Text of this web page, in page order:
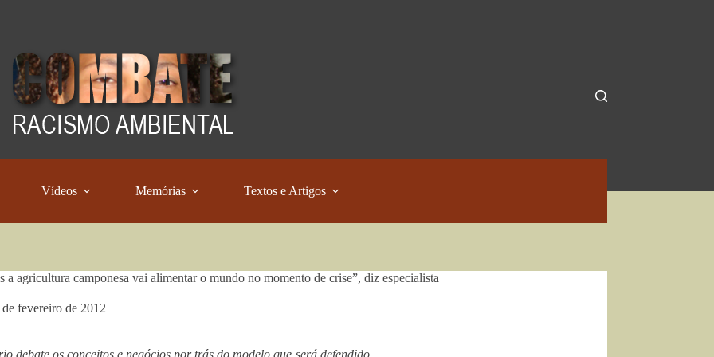
Vídeos Memórias Textos e Artigos
a agricultura camponesa vai alimentar o mundo no momento de crise”, diz especialista
de fevereiro de 2012
debate os conceitos e negócios por trás do modelo que será defendido